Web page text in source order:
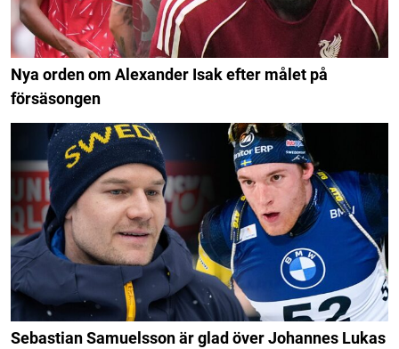
Nya orden om Alexander Isak efter målet på
försäsongen
Sebastian Samuelsson är glad över Johannes Lukas